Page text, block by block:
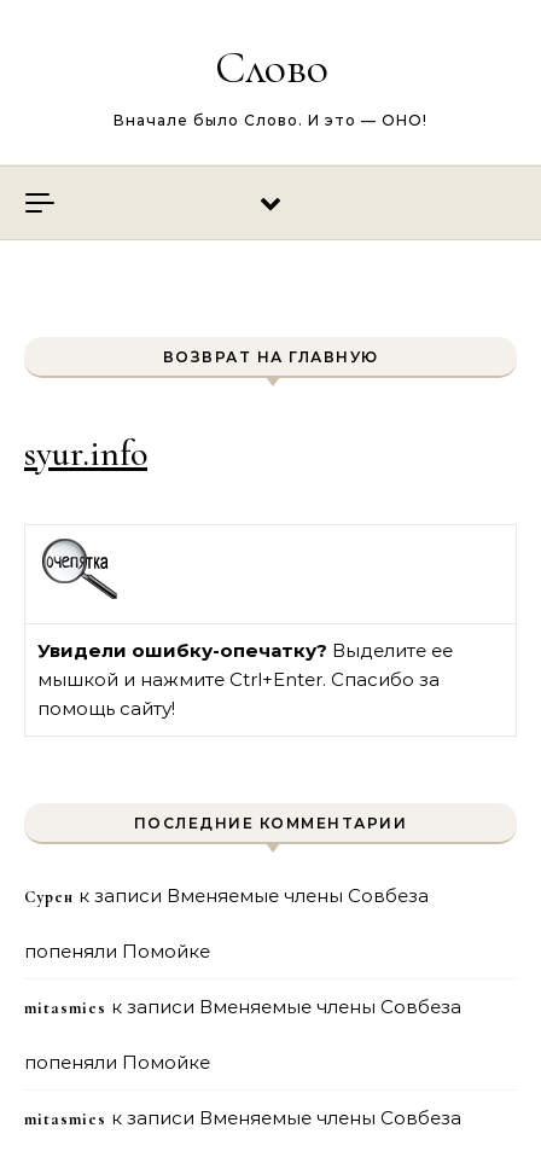
Слово
Вначале было Слово. И это — ОНО!
ВОЗВРАТ НА ГЛАВНУЮ
syur.info
Увидели ошибку-опечатку? Выделите ее
мышкой и нажмите Ctrl+Enter. Спасибо за
помощь сайту!
ПОСЛЕДНИЕ КОММЕНТАРИИ
Сурен к записи Вменяемые члены Совбеза
попеняли Помойке
mitasmies к записи Вменяемые члены Совбеза
попеняли Помойке
mitasmies к записи Вменяемые члены Совбеза